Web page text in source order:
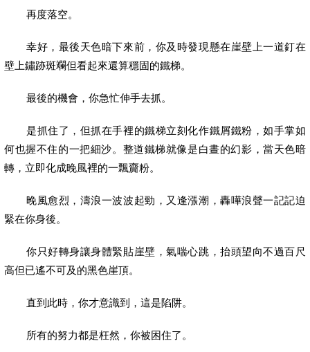
再度落空。
幸好，最後天色暗下來前，你及時發現懸在崖壁上一道釘在
壁上鏽跡斑斕但看起來還算穩固的鐵梯。
最後的機會，你急忙伸手去抓。
是抓住了，但抓在手裡的鐵梯立刻化作鐵屑鐵粉，如手掌如
何也握不住的一把細沙。整道鐵梯就像是白晝的幻影，當天色暗
轉，立即化成晚風裡的一飄齎粉。
晚風愈烈，濤浪一波波起勁，又逢漲潮，轟嘩浪聲一記記迫
緊在你身後。
你只好轉身讓身體緊貼崖壁，氣喘心跳，抬頭望向不過百尺
高但已遙不可及的黑色崖頂。
直到此時，你才意識到，這是陷阱。
所有的努力都是枉然，你被困住了。